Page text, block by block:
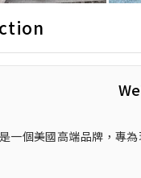
個美國高端品牌，專